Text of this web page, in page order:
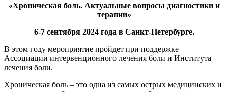
«Хроническая боль. Актуальные вопросы диагностики и
терапии»
6-7 сентября 2024 года в Санкт-Петербурге.
В этом году мероприятие пройдет при поддержке
Ассоциации интервенционного лечения боли и Института
лечения боли.
Хроническая боль – это одна из самых острых медицинских и